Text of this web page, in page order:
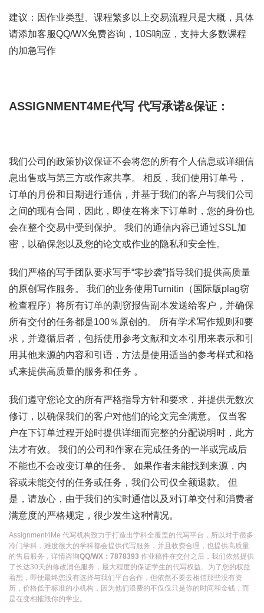
建议：因作业类型、课程繁多以上交易流程只是大概，具体
请添加客服QQ/WX免费咨询，10S响应，支持大多数课程
的加急写作
ASSIGNMENT4ME代写代写承诺&保证：
我们公司的政策协议保证不会将您的所有个人信息或详细信
息出售或与第三方或作家共享。 相反，我们使用订单号，
订单的月份和日期进行通信，并基于我们的客户与我们公司
之间的现有合同，因此，即使在将来下订单时，您的身份也
会在整个交易中受到保护。 我们的通信内容已通过SSL加
密，以确保您以及您的论文或作业的隐私和安全性。
我们严格的写手团队要求写手“零抄袭”指导我们提供高质量
的原创写作服务。 我们的业务使用Turnitin（国际版plag窃
检查程序）将所有订单的剽窃报告副本发送给客户，并确保
所有交付的任务都是100％原创的。 所有学术写作规则和要
求，并遵循后者，包括使用参考文献和文本引用来表示和引
用其他来源的内容和引语，方法是使用适当的参考样式和格
式来提供高质量的服务和任务 。
我们遵守您论文的所有严格指导方针和要求，并提供无数次
修订，以确保我们的客户对他们的论文完全满意。 仅当客
户在下订单过程开始时提供详细而完整的分配说明时，此方
法才有效。 我们的公司和作家在完成任务的一半或完成后
不能也不会改变订单的任务。 如果作者未能找到来源，内
容或未能交付的任务或任务，我们公司仅全额退款。 但
是，请放心，由于我们的实时通信以及对订单交付和消费者
满意度的严格规定，很少发生这种情况。
Assignment4Me 代写机构致力于打造出学科全覆盖的代写平台，所以对于很多
冷门学科，难度很大的学科都会提供代写服务，并且收费合理，也提供高质量
的售后服务，详情咨询QQ/WX：7878393 作业稿件在交付之后，我们依然提供
了长达30天的修改润色服务，最大程度的保证学生的代写权益。为了您的权益
着想，即便最终您没有选择与我们平台合作，但依然不要去相信那些没有资
历，价格低于标准的小机构，因为他们浪费的不仅仅只是你的时间和金钱，而
是在变相摧毁你的学业。